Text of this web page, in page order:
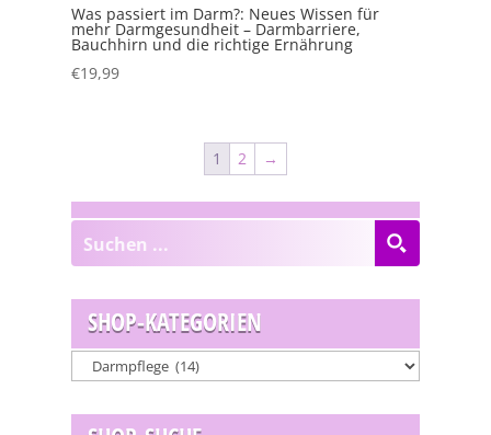
Was passiert im Darm?: Neues Wissen für
mehr Darmgesundheit – Darmbarriere,
Bauchhirn und die richtige Ernährung
€19,99
1 2 →
SHOP-KATEGORIEN